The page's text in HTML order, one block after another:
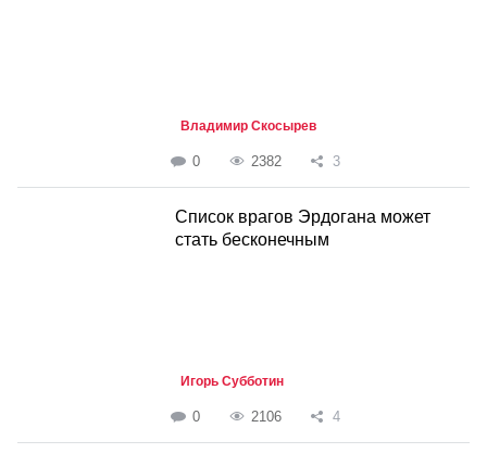
Владимир Скосырев
0 2382 3
Список врагов Эрдогана может
стать бесконечным
Игорь Субботин
0 2106 4